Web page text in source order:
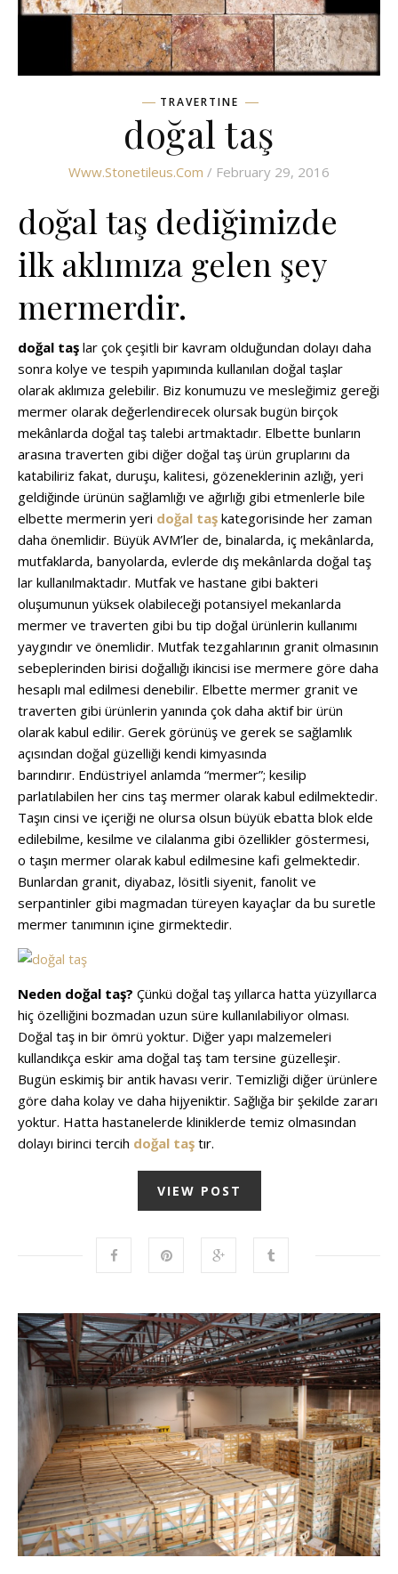
TRAVERTINE
doğal taş
Www.stonetileus.com / February 29, 2016
doğal taş dediğimizde
ilk aklımıza gelen şey
mermerdir.
doğal taş lar çok çeşitli bir kavram olduğundan dolayı daha
sonra kolye ve tespih yapımında kullanılan doğal taşlar
olarak aklımıza gelebilir. Biz konumuzu ve mesleğimiz gereği
mermer olarak değerlendirecek olursak bugün birçok
mekânlarda doğal taş talebi artmaktadır. Elbette bunların
arasına traverten gibi diğer doğal taş ürün gruplarını da
katabiliriz fakat, duruşu, kalitesi, gözeneklerinin azlığı, yeri
geldiğinde ürünün sağlamlığı ve ağırlığı gibi etmenlerle bile
elbette mermerin yeri doğal taş kategorisinde her zaman
daha önemlidir. Büyük AVM’ler de, binalarda, iç mekânlarda,
mutfaklarda, banyolarda, evlerde dış mekânlarda doğal taş
lar kullanılmaktadır. Mutfak ve hastane gibi bakteri
oluşumunun yüksek olabileceği potansiyel mekanlarda
mermer ve traverten gibi bu tip doğal ürünlerin kullanımı
yaygındır ve önemlidir. Mutfak tezgahlarının granit olmasının
sebeplerinden birisi doğallığı ikincisi ise mermere göre daha
hesaplı mal edilmesi denebilir. Elbette mermer granit ve
traverten gibi ürünlerin yanında çok daha aktif bir ürün
olarak kabul edilir. Gerek görünüş ve gerek se sağlamlık
açısından doğal güzelliği kendi kimyasında
barındırır. Endüstriyel anlamda “mermer”; kesilip
parlatılabilen her cins taş mermer olarak kabul edilmektedir.
Taşın cinsi ve içeriği ne olursa olsun büyük ebatta blok elde
edilebilme, kesilme ve cilalanma gibi özellikler göstermesi,
o taşın mermer olarak kabul edilmesine kafi gelmektedir.
Bunlardan granit, diyabaz, lösitli siyenit, fanolit ve
serpantinler gibi magmadan türeyen kayaçlar da bu suretle
mermer tanımının içine girmektedir.
Neden doğal taş? Çünkü doğal taş yıllarca hatta yüzyıllarca
hiç özelliğini bozmadan uzun süre kullanılabiliyor olması.
Doğal taş in bir ömrü yoktur. Diğer yapı malzemeleri
kullandıkça eskir ama doğal taş tam tersine güzelleşir.
Bugün eskimiş bir antik havası verir. Temizliği diğer ürünlere
göre daha kolay ve daha hijyeniktir. Sağlığa bir şekilde zararı
yoktur. Hatta hastanelerde kliniklerde temiz olmasından
dolayı birinci tercih doğal taş tır.
VIEW POST